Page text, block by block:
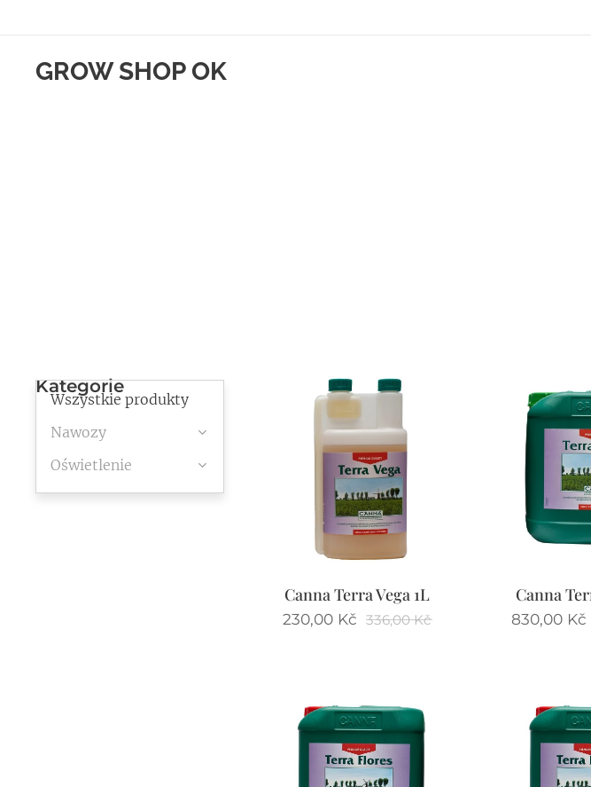
GROW SHOP OK
Kategorie
Wszystkie produkty
Nawozy
Oświetlenie
Canna Terra Vega 1L
230,00 Kč 336,00Kč
Canna
830,00 Kč